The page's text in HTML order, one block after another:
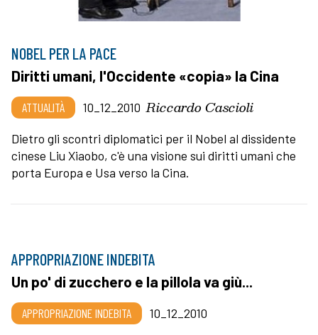
NOBEL PER LA PACE
Diritti umani, l'Occidente «copia» la Cina
ATTUALITÀ 10_12_2010 Riccardo Cascioli
Dietro gli scontri diplomatici per il Nobel al dissidente
cinese Liu Xiaobo, c'è una visione sui diritti umani che
porta Europa e Usa verso la Cina.
APPROPRIAZIONE INDEBITA
Un po' di zucchero e la pillola va giù...
APPROPRIAZIONE INDEBITA
10_12_2010